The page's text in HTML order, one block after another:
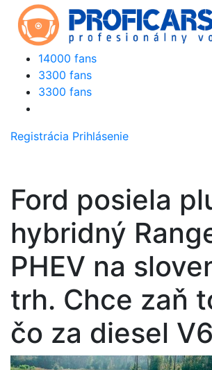
14000 fans
3300 fans
3300 fans
Registrácia Prihlásenie
Ford posiela
hybridný
PHEV na
trh. Chce zaň
čo za diesel V6